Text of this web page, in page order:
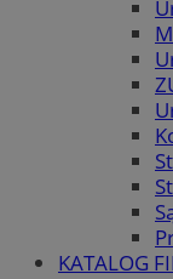
KATALOG